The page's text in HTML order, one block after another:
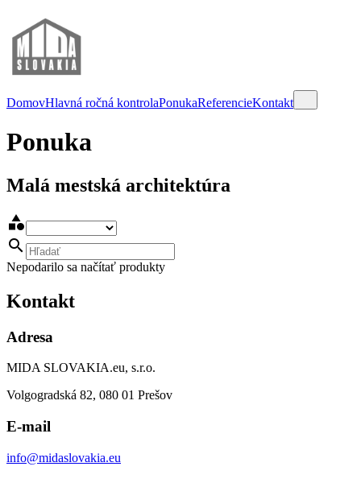
DomovHlavná ročná kontrolaPonukaReferencieKontakt
Ponuka
Malá mestská architektúra


Nepodarilo sa načítať produkty
Kontakt
Adresa
MIDA SLOVAKIA.eu, s.r.o.
Volgogradská 82, 080 01 Prešov
E-mail
info@midaslovakia.eu